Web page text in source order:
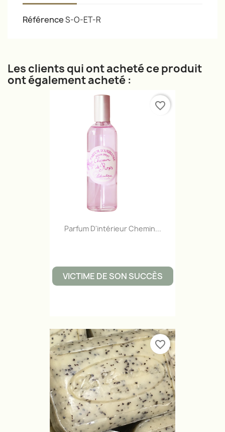
RéférenceS-O-ET-R
Les clients qui ont acheté ce produit
ont également acheté :
Parfum D'intérieur Chemin...
VICTIME DE SON SUCCÈS
favorite_border
favorite_border